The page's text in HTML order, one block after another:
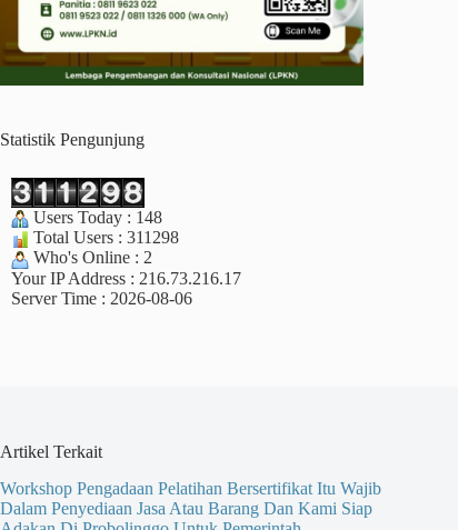
Statistik Pengunjung
Users Today : 148
Total Users : 311298
Who's Online : 2
Your IP Address : 216.73.216.17
Server Time : 2026-08-06
Artikel Terkait
Workshop Pengadaan Pelatihan Bersertifikat Itu Wajib
Dalam Penyediaan Jasa Atau Barang Dan Kami Siap